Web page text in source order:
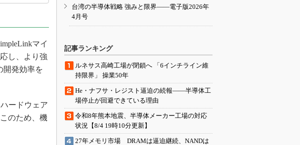
マイ
し、より強
開発効率を
ードウェア
のため、機
台湾の半導体戦略 強みと限界――電子版2026年
4月号
記事ランキング
ルネサス高崎工場が閉鎖へ 「6インチライン維
持限界」 操業50年
He・ナフサ・レジスト逼迫の続報――半導体工
場停止が回避できている理由
令和8年熊本地震、半導体メーカー工場の対応
状況【8/4 19時10分更新】
27年メモリ市場 DRAMは逼迫継続、NANDは